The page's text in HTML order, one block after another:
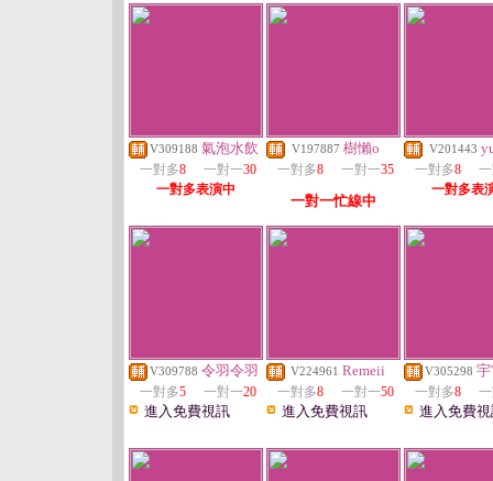
V309188 氣泡水飲
一對多8 一對一30
一對多表演中
V197887 樹懶o
一對多8 一對一35
一對一忙線中
V201443
一對多8
一對多表
V309788 令羽令羽
一對多5 一對一20
進入免費視訊
V224961 Remeii
一對多8 一對一50
進入免費視訊
V305298
一對多8
進入免費